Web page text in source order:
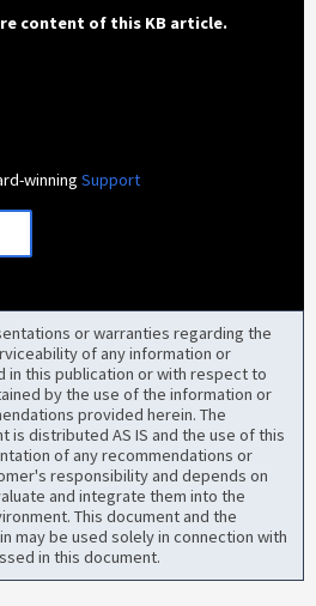
content of this KB article.
winningSupport
or warranties regarding the
of any information or
in this publication or with respect to
by the use of the information or
provided herein. The
is distributed AS IS and the use of this
of any recommendations or
responsibility and depends on
and integrate them into the
This document and the
may be used solely in connection with
in this document.